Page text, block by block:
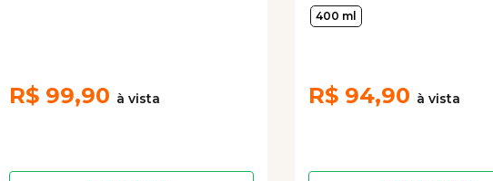
R$ 99,90
400 ml
R$ 94,90